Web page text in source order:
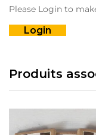
Please Login to
Login
Produits